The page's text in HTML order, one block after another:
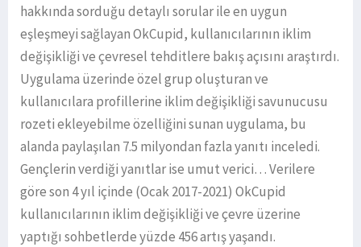
hakkında sorduğu detaylı sorular ile en uygun
eşleşmeyi sağlayan OkCupid, kullanıcılarının iklim
değişikliği ve çevresel tehditlere bakış açısını araştırdı.
Uygulama üzerinde özel grup oluşturan ve
kullanıcılara profillerine iklim değişikliği savunucusu
rozeti ekleyebilme özelliğini sunan uygulama, bu
alanda paylaşılan 7.5 milyondan fazla yanıtı inceledi.
Gençlerin verdiği yanıtlar ise umut verici… Verilere
göre son 4 yıl içinde (Ocak 2017-2021) OkCupid
kullanıcılarının iklim değişikliği ve çevre üzerine
yaptığı sohbetlerde yüzde 456 artış yaşandı.